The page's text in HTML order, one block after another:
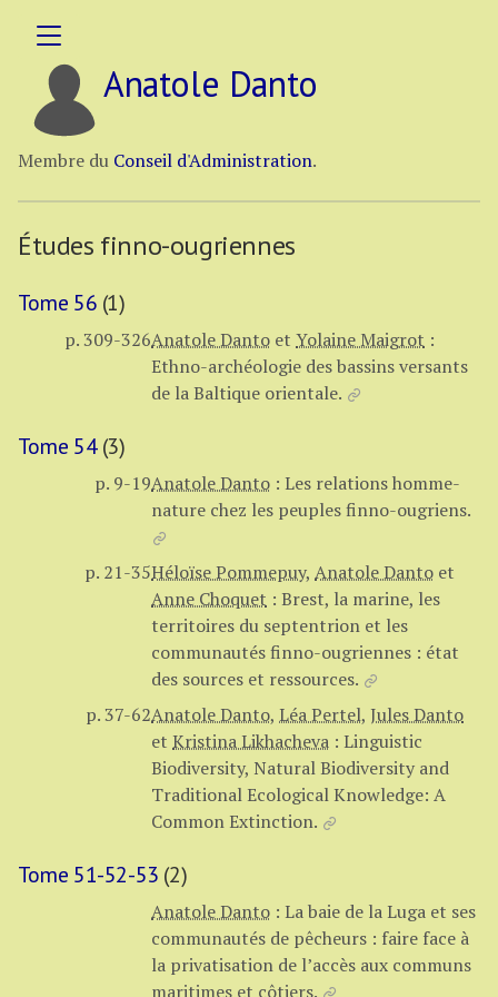
Anatole Danto
Membre du Conseil d'Administration.
Études finno-ougriennes
Tome 56 (1)
p. 309-326Anatole Danto et Yolaine Maigrot :
Ethno-archéologie des bassins versants
de la Baltique orientale.
Tome 54(3)
p. 9-19Anatole Danto : Les relations homme-
nature chez les peuples finno-ougriens.
p. 21-35Héloïse Pommepuy, Anatole Danto et
Anne Choquet : Brest, la marine, les
territoires du septentrion et les
communautés finno-ougriennes : état
des sources et ressources.
p. 37-62Anatole Danto, Léa Pertel, Jules Danto
et Kristina Likhacheva : Linguistic
Biodiversity, Natural Biodiversity and
Traditional Ecological Knowledge: A
Common Extinction.
Tome 51-52-53 (2)
Anatole Danto : La baie de la Luga et ses
communautés de pêcheurs : faire face à
la privatisation de l’accès aux communs
maritimes et côtiers.